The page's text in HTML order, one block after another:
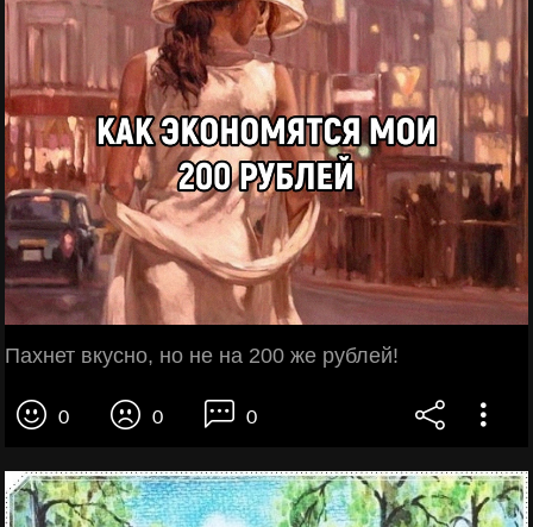
Пахнет вкусно, но не на 200 же рублей!
0 0 0